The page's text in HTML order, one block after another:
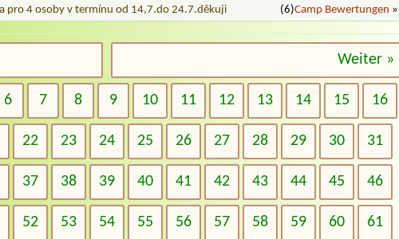
pro 4 osoby v termínu od 14,7.do 24.7.děkuji (6)Camp Bewertungen »
Weiter »
6 7 8 9 10 11 12 13 14 15 16
22 23 24 25 26 27 28 29 30 31
37 38 39 40 41 42 43 44 45 46
52 53 54 55 56 57 58 59 60 61